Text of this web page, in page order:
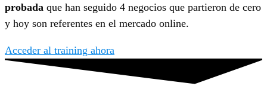
probada que han seguido 4 negocios que partieron de cero
y hoy son referentes en el mercado online.
Acceder al training ahora